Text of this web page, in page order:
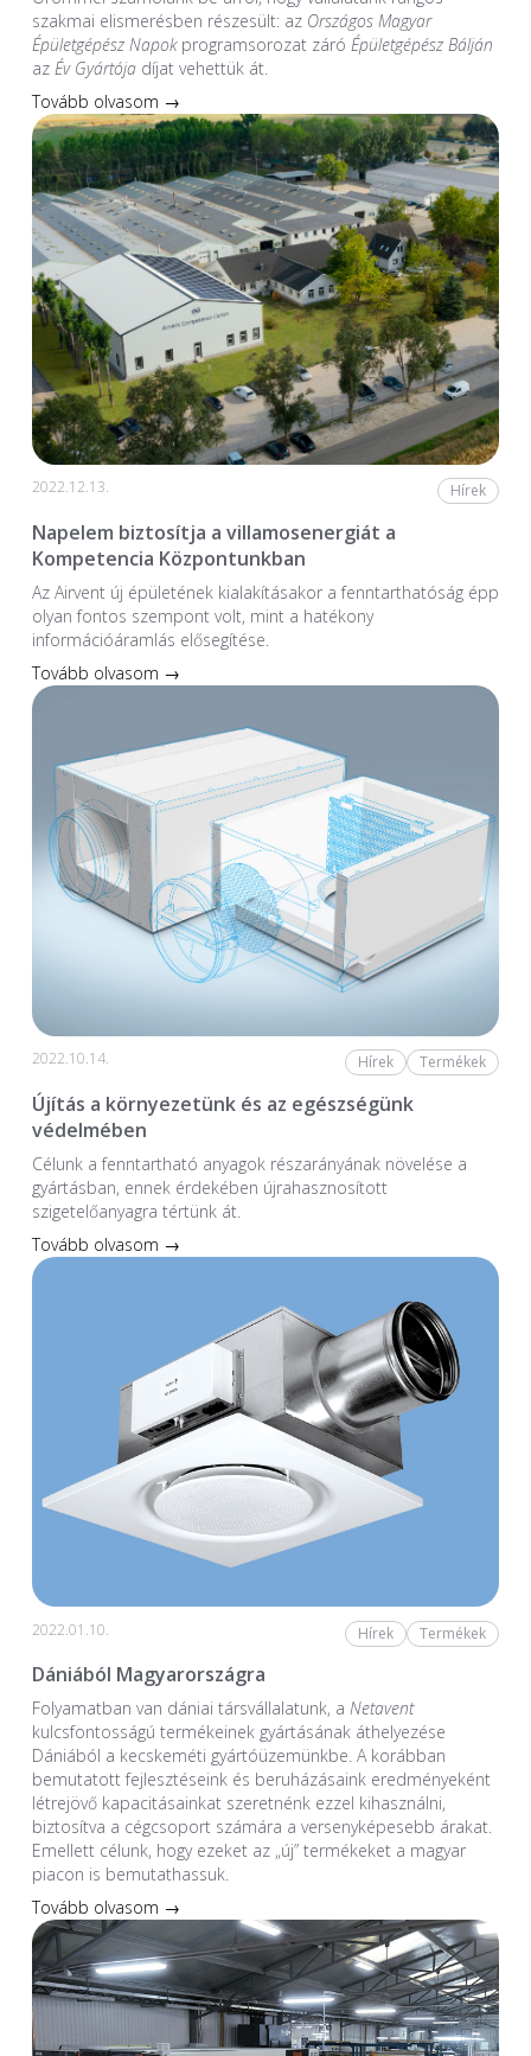
szakmai elismerésben részesült: az Országos Magyar
Épületgépész Napokprogramsorozat záró Épületgépész Bálján
az Év Gyártójadíjat vehettük át.
Tovább olvasom →
2022.12.13. Hírek
Napelem biztosítja a villamosenergiát a
Kompetencia Központunkban
Az Airvent új épületének kialakításakor a fenntarthatóság épp
olyan fontos szempont volt, mint a hatékony
információáramlás elősegítése.
Tovább olvasom →
2022.10.14. Hírek Termékek
Újítás a környezetünk és az egészségünk
védelmében
Célunk a fenntartható anyagok részarányának növelése a
gyártásban, ennek érdekében újrahasznosított
szigetelőanyagra tértünk át.
Tovább olvasom →
2022.01.10. Hírek Termékek
Dániából Magyarországra
Folyamatban van dániai társvállalatunk, a Netavent
kulcsfontosságú termékeinek gyártásának áthelyezése
Dániából a kecskeméti gyártóüzemünkbe. A korábban
bemutatott fejlesztéseink és beruházásaink eredményeként
létrejövő kapacitásainkat szeretnénk ezzel kihasználni,
biztosítva a cégcsoport számára a versenyképesebb árakat.
Emellett célunk, hogy ezeket az „új” termékeket a magyar
piacon is bemutathassuk.
Tovább olvasom →